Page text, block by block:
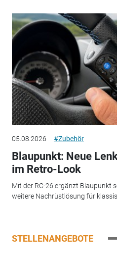
05.08.2026 #Zubehör
Blaupunkt: Neue
im Retro-Look
Mit der RC-26 ergänzt Blaupunkt
weitere Nachrüstlösung für
STELLENANGEBOTE